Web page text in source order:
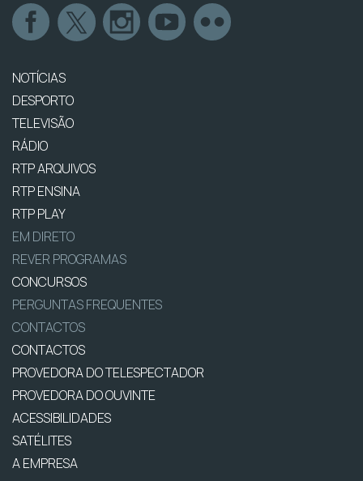
NOTÍCIAS
DESPORTO
TELEVISÃO
RÁDIO
RTP ARQUIVOS
RTP ENSINA
RTP PLAY
EM DIRETO
REVER PROGRAMAS
CONCURSOS
PERGUNTAS FREQUENTES
CONTACTOS
CONTACTOS
PROVEDORA DO TELESPECTADOR
PROVEDORA DO OUVINTE
ACESSIBILIDADES
SATÉLITES
A EMPRESA